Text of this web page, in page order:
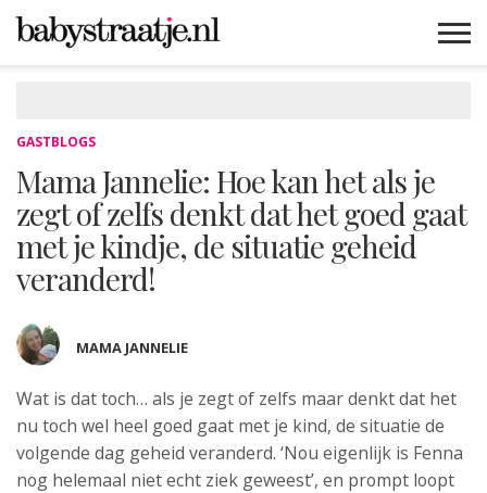
GASTBLOGS
Mama Jannelie: Hoe kan het als je
zegt of zelfs denkt dat het goed gaat
met je kindje, de situatie geheid
veranderd!
MAMA JANNELIE
Wat is dat toch… als je zegt of zelfs maar denkt dat het
nu toch wel heel goed gaat met je kind, de situatie de
volgende dag geheid veranderd. ‘Nou eigenlijk is Fenna
nog helemaal niet echt ziek geweest’, en prompt loopt